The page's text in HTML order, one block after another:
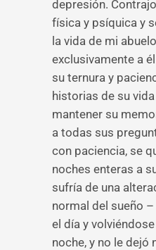
depresión.
física y psíquica y
la vida de mi
exclusivamente a
su ternura y
historias de su
mantener su
a todas sus
con paciencia, se
noches enteras a
sufría de una
normal del sueño
el día y
noche, y no le dejó